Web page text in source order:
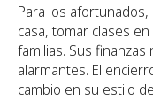
Para los
casa, tomar clases
familias. Sus
alarmantes. El
cambio en su estilo